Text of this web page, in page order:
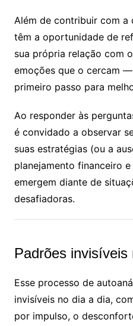
Além de contribuir com a
têm a oportunidade de
sua própria relação com
emoções que o cercam
primeiro passo para
Ao responder às
é convidado a observar
suas estratégias (ou a
planejamento financeiro
emergem diante de
desafiadoras.
Padrões invisíveis
Esse processo de
invisíveis no dia a dia,
por impulso, o